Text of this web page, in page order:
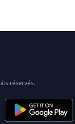
réservés.